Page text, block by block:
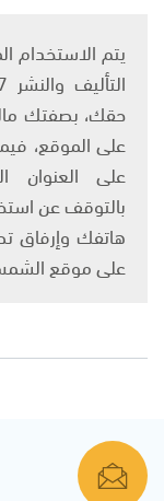
حقك، بصفتك
على الموقع،
بالتوقف عن
هاتفك وإرفاق
على موقع